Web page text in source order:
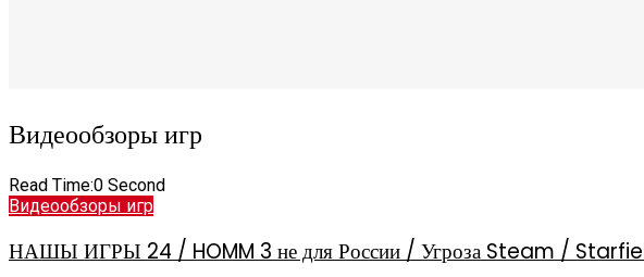
Видеообзоры игр
Read Time:0 Second
Видеообзоры игр
НАШЫ ИГРЫ 24 / HOMM 3 не для России / Угроза Steam /